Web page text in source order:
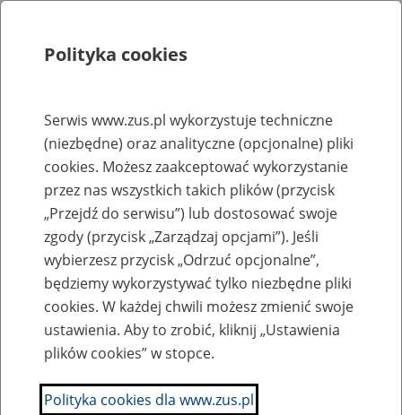
Rejestry, ewidencje i archiwa
Baza zlikwidowanych lub
przekształconych zakładów pracy
Nazwa zakładu pracy:
SZUKAJ
Polityka cookies
Serwis www.zus.pl wykorzystuje techniczne
(niezbędne) oraz analityczne (opcjonalne) pliki
cookies. Możesz zaakceptować wykorzystanie
przez nas wszystkich takich plików (przycisk
„Przejdź do serwisu”) lub dostosować swoje
zgody (przycisk „Zarządzaj opcjami”). Jeśli
wybierzesz przycisk „Odrzuć opcjonalne”,
będziemy wykorzystywać tylko niezbędne pliki
cookies. W każdej chwili możesz zmienić swoje
ustawienia. Aby to zrobić, kliknij „Ustawienia
plików cookies” w stopce.
Polityka cookies dla www.zus.pl